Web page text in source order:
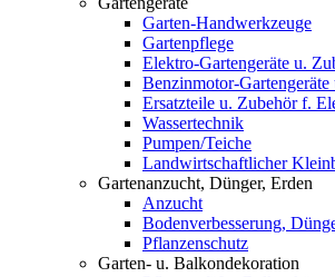
Garten-Handwerkzeuge
Gartenpflege
Elektro-Gartengeräte u.
Benzinmotor-Gartengeräte
Ersatzteile u. Zubehör f.
Wassertechnik
Pumpen/Teiche
Landwirtschaftlicher
Gartenanzucht, Dünger, Erden
Anzucht
Bodenverbesserung,
Pflanzenschutz
Garten- u. Balkondekoration